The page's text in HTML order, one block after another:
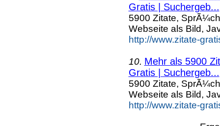
Gratis | Suchergeb...
5900 Zitate,
Webseite als Bild,
http://www.zitate-
10. Mehr als 5900
Gratis | Suchergeb...
5900 Zitate,
Webseite als Bild,
http://www.zitate-